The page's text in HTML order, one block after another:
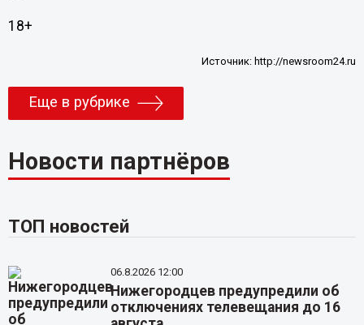
18+
Источник: http://newsroom24.ru
Еще в рубрике
Новости партнёров
ТОП новостей
06.8.2026 12:00
Нижегородцев предупредили об
отключениях телевещания до 16